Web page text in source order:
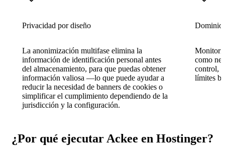
Privacidad por diseño
La anonimización multifase elimina la
información de identificación personal antes
del almacenamiento, para que puedas obtener
información valiosa —lo que puede ayudar a
reducir la necesidad de banners de cookies o
simplificar el cumplimiento dependiendo de la
jurisdicción y la configuración.
como
control,
límites
¿Por qué ejecutar Ackee en Hostinger?